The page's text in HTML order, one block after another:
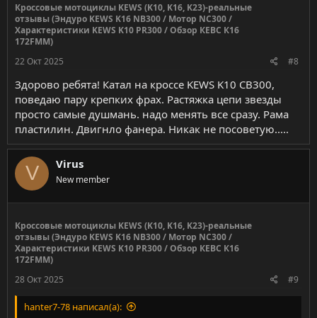
Кроссовые мотоциклы KEWS (K10, K16, K23)-реальные
отзывы (Эндуро KEWS K16 NB300 / Мотор NC300 /
Характеристики KEWS K10 PR300 / Обзор КЕВС К16
172FMM)
22 Окт 2025
#8
Здорово ребята! Катал на кроссе KEWS K10 CB300,
поведаю пару крепких фрах. Растяжка цепи звезды
просто самые душмань. надо менять все сразу. Рама
пластилин. Двигнло фанера. Никак не посоветую.....
V Virus
New member
Кроссовые мотоциклы KEWS (K10, K16, K23)-реальные
отзывы (Эндуро KEWS K16 NB300 / Мотор NC300 /
Характеристики KEWS K10 PR300 / Обзор КЕВС К16
172FMM)
28 Окт 2025
#9
hanter7-78 написал(а):